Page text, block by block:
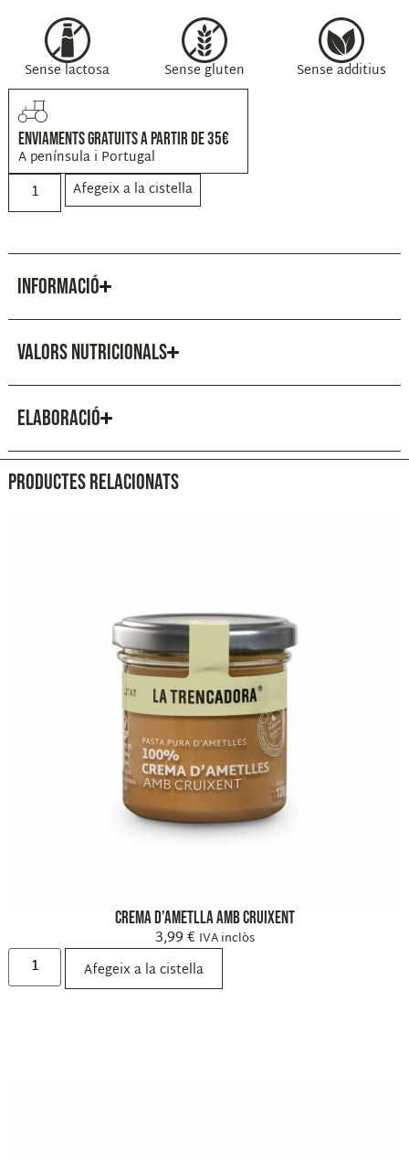
Sense lactosa Sense gluten Sense additius
ENVIAMENTS GRATUITS A PARTIR DE 35€
A península i Portugal
Afegeix a la cistella
INFORMACIÓ
VALORS NUTRICIONALS
ELABORACIÓ
PRODUCTES RELACIONATS
Crema d’ametlla amb cruixent
3,99€ IVA inclòs
Afegeix a la cistella